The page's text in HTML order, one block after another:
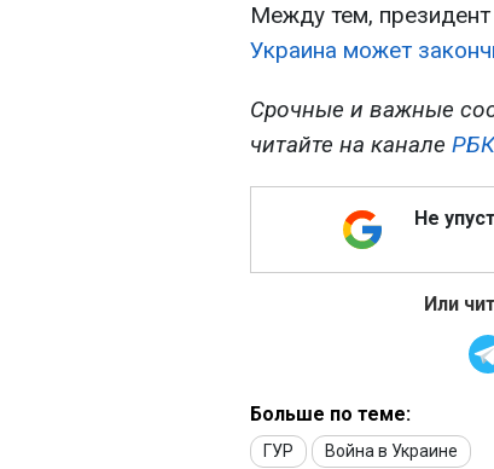
Между тем,
Украина может
Срочные и важные
читайте на канале
Не
Или
Больше по теме:
ГУР Война в Украине